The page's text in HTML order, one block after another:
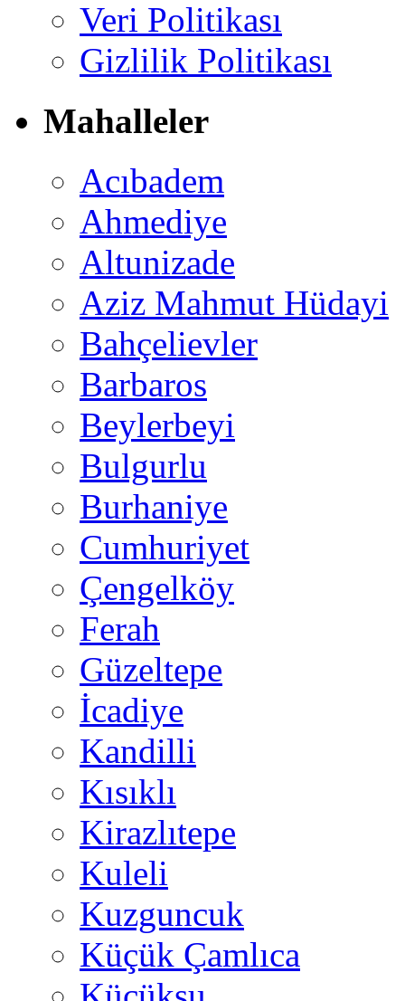
Veri Politikası
Gizlilik Politikası
Mahalleler
Acıbadem
Ahmediye
Altunizade
Aziz Mahmut Hüdayi
Bahçelievler
Barbaros
Beylerbeyi
Bulgurlu
Burhaniye
Cumhuriyet
Çengelköy
Ferah
Güzeltepe
İcadiye
Kandilli
Kısıklı
Kirazlıtepe
Kuleli
Kuzguncuk
Küçük Çamlıca